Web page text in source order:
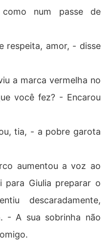
num passe de
respeita, amor, - disse
a marca vermelha no
você fez? - Encarou
tia, - a pobre garota
aumentou a voz ao
para Giulia preparar o
descaradamente,
- A sua sobrinha não